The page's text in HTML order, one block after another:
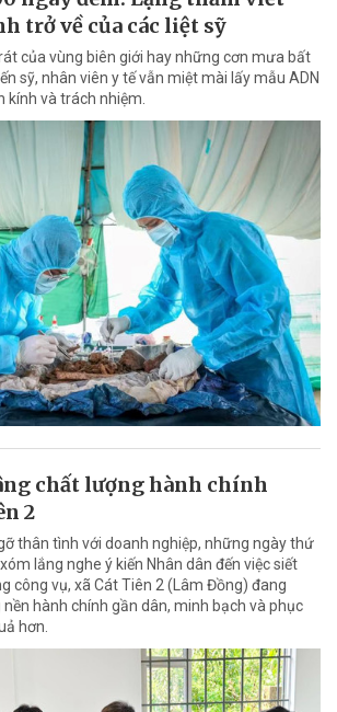
trở về của các liệt sỹ
của vùng biên giới hay những cơn mưa bất
sỹ, nhân viên y tế vẫn miệt mài lấy mẫu ADN
kính và trách nhiệm.
chất lượng hành chính
2
thân tình với doanh nghiệp, những ngày thứ
lắng nghe ý kiến Nhân dân đến việc siết
công vụ, xã Cát Tiên 2 (Lâm Đồng) đang
hành chính gần dân, minh bạch và phục
hơn.